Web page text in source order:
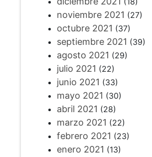
noviembre 2021 (27)
octubre 2021 (37)
septiembre 2021 (39)
agosto 2021 (29)
julio 2021 (22)
junio 2021 (33)
mayo 2021 (30)
abril 2021 (28)
marzo 2021 (22)
febrero 2021 (23)
enero 2021 (13)